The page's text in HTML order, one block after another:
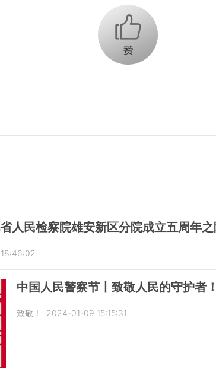
+1
民检察院雄安新区分院成立五周年之
中国人民警察节丨致敬人民的守护者
致敬！ 2024-01-09 15:15:31